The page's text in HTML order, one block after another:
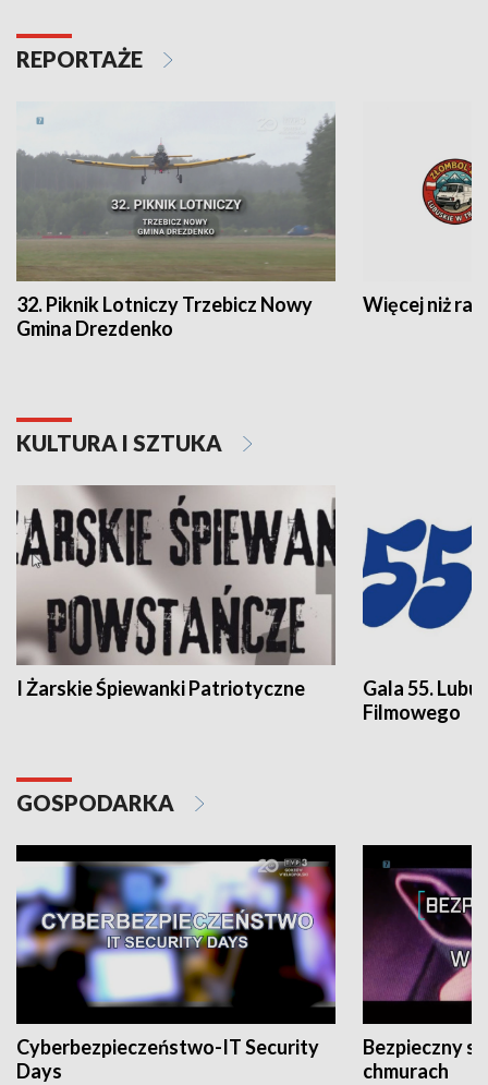
REPORTAŻE
32. Piknik Lotniczy Trzebicz Nowy
Gmina Drezdenko
Więcej niż rajd
KULTURA I SZTUKA
I Żarskie Śpiewanki Patriotyczne
Gala 55.
Filmowego
GOSPODARKA
Cyberbezpieczeństwo-IT Security
Days
Bezpieczny
chmurach